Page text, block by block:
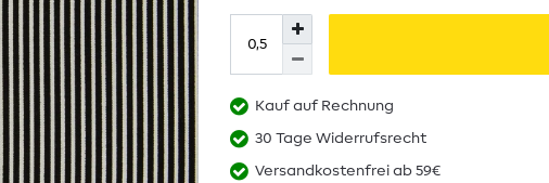
Kauf auf Rechnung
30 Tage Widerrufsrecht
Versandkostenfrei ab 59€